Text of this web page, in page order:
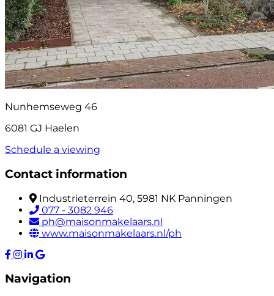
Nunhemseweg 46
6081 GJ Haelen
Schedule a viewing
Contact information
Industrieterrein 40, 5981 NK Panningen
077 - 3082 946
ph@maisonmakelaars.nl
www.maisonmakelaars.nl/ph
Navigation